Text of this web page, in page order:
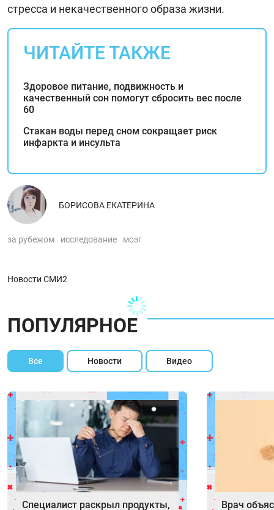
стресса и некачественного образа жизни.
ЧИТАЙТЕ ТАКЖЕ
Здоровое питание, подвижность и
качественный сон помогут сбросить вес после
60
Стакан воды перед сном сокращает риск
инфаркта и инсульта
БОРИСОВА ЕКАТЕРИНА
за рубежом исследование мозг
Новости СМИ2
ПОПУЛЯРНОЕ
Все Новости Видео
Специалист раскрыл продукты, Врач